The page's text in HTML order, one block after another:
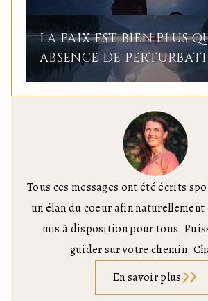
LA PAIX EST BIEN PLUS
ABSENCE DE
Tous ces messages ont été écrits
un élan du coeur afin
mis à disposition pour tous.
guider sur votre chemin.
En savoir plus